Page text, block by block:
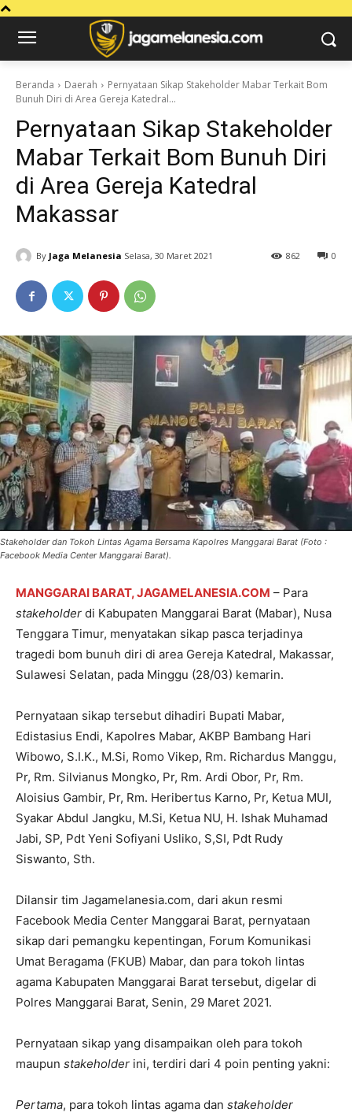
Beranda Daerah
Pernyataan Sikap Stakeholder Mabar Terkait Bom
Bunuh Diri di Area Gereja Katedral...
Pernyataan Sikap Stakeholder
Mabar Terkait Bom Bunuh Diri
di Area Gereja Katedral
Makassar
By Jaga Melanesia Selasa, 30 Maret 2021 0
862
Stakeholder dan Tokoh Lintas Agama Bersama Kapolres Manggarai Barat (Foto :
Facebook Media Center Manggarai Barat).
MANGGARAI BARAT, JAGAMELANESIA.COM – Para
stakeholder di Kabupaten Manggarai Barat (Mabar), Nusa
Tenggara Timur, menyatakan sikap pasca terjadinya
tragedi bom bunuh diri di area Gereja Katedral, Makassar,
Sulawesi Selatan, pada Minggu (28/03) kemarin.
Pernyataan sikap tersebut dihadiri Bupati Mabar,
Edistasius Endi, Kapolres Mabar, AKBP Bambang Hari
Wibowo, S.I.K., M.Si, Romo Vikep, Rm. Richardus Manggu,
Pr, Rm. Silvianus Mongko, Pr, Rm. Ardi Obor, Pr, Rm.
Aloisius Gambir, Pr, Rm. Heribertus Karno, Pr, Ketua MUI,
Syakar Abdul Jangku, M.Si, Ketua NU, H. Ishak Muhamad
Jabi, SP, Pdt Yeni Sofiyani Usliko, S,SI, Pdt Rudy
Siswanto, Sth.
Dilansir tim Jagamelanesia.com, dari akun resmi
Facebook Media Center Manggarai Barat, pernyataan
sikap dari pemangku kepentingan, Forum Komunikasi
Umat Beragama (FKUB) Mabar, dan para tokoh lintas
agama Kabupaten Manggarai Barat tersebut, digelar di
Polres Manggarai Barat, Senin, 29 Maret 2021.
Pernyataan sikap yang disampaikan oleh para tokoh
maupun stakeholder ini, terdiri dari 4 poin penting yakni:
Pertama, para tokoh lintas agama dan stakeholder